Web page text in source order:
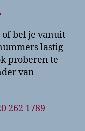
bel je vanuit
lastig
proberen te
van
262 1789